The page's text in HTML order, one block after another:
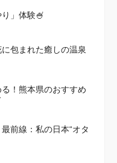
」体験🍧
包まれた癒しの温泉
！熊本県のおすすめ
前線：私の日本“オタ